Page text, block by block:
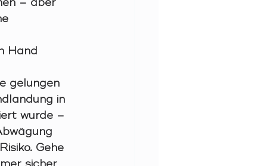
Hand
gelungen
in
wurde –
Gehe